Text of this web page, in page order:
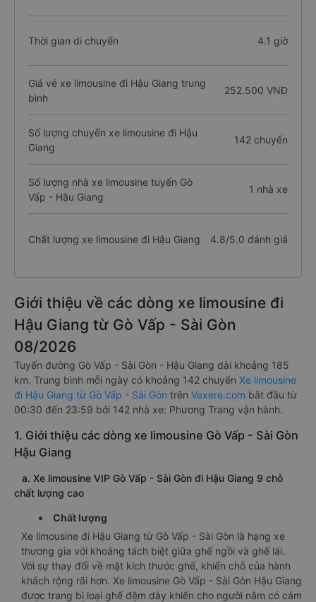
Thời gian di chuyển 4.1 giờ
Giá vé xe limousine đi Hậu Giang trung
bình
252.500 VNĐ
Số lượng chuyến xe limousine đi Hậu
Giang
142 chuyến
Số lượng nhà xe limousine tuyến Gò
Vấp - Hậu Giang
1 nhà xe
Chất lượng xe limousine đi Hậu Giang 4.8/5.0 đánh giá
Giới thiệu về các dòng xe limousine đi
Hậu Giang từ Gò Vấp - Sài Gòn
08/2026
Tuyến đường Gò Vấp - Sài Gòn - Hậu Giang dài khoảng 185
km. Trung bình mỗi ngày có khoảng 142 chuyến Xe limousine
đi Hậu Giang từ Gò Vấp - Sài Gòn trên Vexere.com bắt đầu từ
00:30 đến 23:59 bởi 142 nhà xe: Phương Trang vận hành.
1. Giới thiệu các dòng xe limousine Gò Vấp - Sài Gòn
Hậu Giang
a. Xe limousine VIP Gò Vấp - Sài Gòn đi Hậu Giang 9 chỗ
chất lượng cao
Chất lượng
Xe limousine đi Hậu Giang từ Gò Vấp - Sài Gòn là hạng xe
thương gia với khoảng tách biệt giữa ghế ngồi và ghế lái.
Với sự thay đổi về mặt kích thước ghế, khiến chỗ của hành
khách rộng rãi hơn. Xe limousine Gò Vấp - Sài Gòn Hậu Giang
được trang bị loại ghế đệm dày khiến cho người nằm có cảm